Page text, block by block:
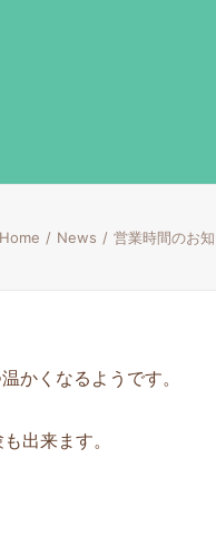
Home News 営業時間のお
かくなるようです。
出来ます。